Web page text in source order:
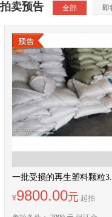
拍卖预告 全部 即
一批受损的再生塑料颗粒
¥9800.00元 起拍